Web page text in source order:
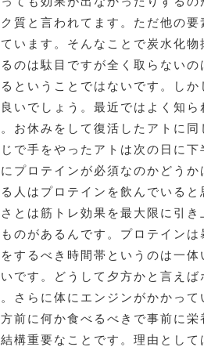
質と言われてます。ただ他の
います。そんなことで炭水化
のは駄目ですが全く取らない
ということではないです。し
いでしょう。最近ではよく知
お休みをして復活したアトに
で手をやったアトは次の日に
プロテインが必須なのかどう
人はプロテインを飲んでいると
とは筋トレ効果を最大限に引
のがあるんです。プロテイン
するべき時間帯というのは一
です。どうして夕方かと言え
さらに体にエンジンがかかっ
前に何か食べるべきで事前に
構重要なことです。理由とし